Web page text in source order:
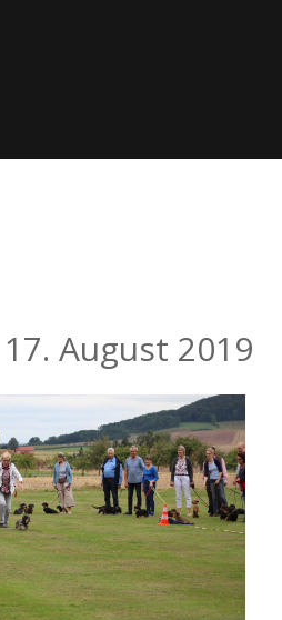
August 2019